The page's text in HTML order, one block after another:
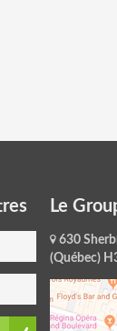
Le
630
(Québec)